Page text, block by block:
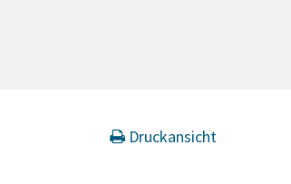
Druckansicht